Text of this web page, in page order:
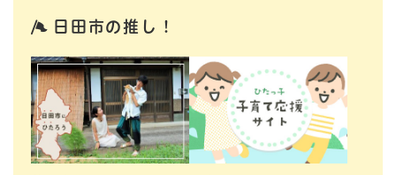
日田市の推し！